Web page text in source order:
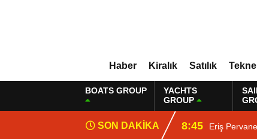
Haber Kiralık Satılık Tekne
BOATS GROUP
YACHTS
GROUP
SON DAKİKA 8:45 Eriş